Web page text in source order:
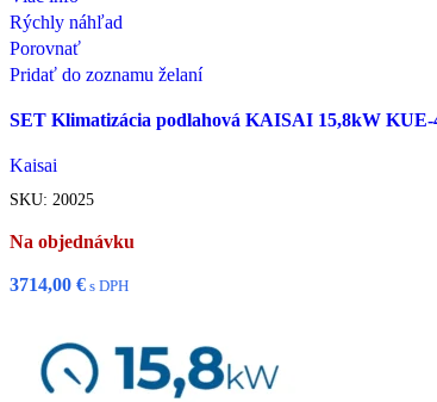
Rýchly náhľad
Porovnať
Pridať do zoznamu želaní
SET Klimatizácia podlahová KAISAI 15,8kW
Kaisai
SKU: 20025
Na objednávku
3714,00 € s DPH